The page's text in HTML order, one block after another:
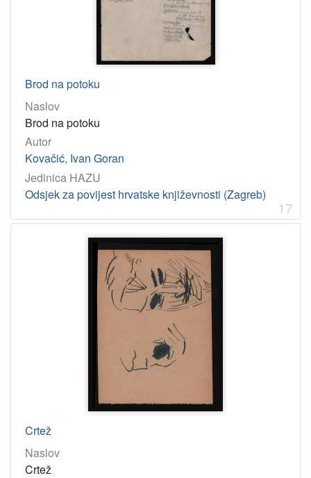
Brod na potoku
Naslov
Brod na potoku
Autor
Kovačić, Ivan Goran
Jedinica HAZU
Odsjek za povijest hrvatske književnosti (Zagreb)
17
Crtež
Naslov
Crtež